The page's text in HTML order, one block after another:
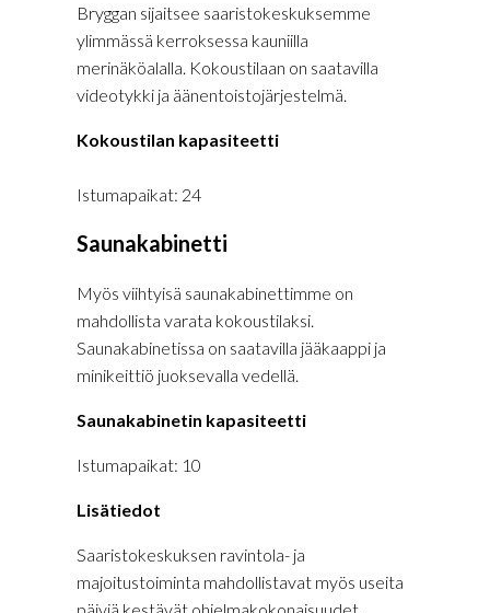
Bryggan sijaitsee saaristokeskuksemme
ylimmässä kerroksessa kauniilla
merinäköalalla. Kokoustilaan on saatavilla
videotykki ja äänentoistojärjestelmä.
Kokoustilan kapasiteetti
Istumapaikat: 24
Saunakabinetti
Myös viihtyisä saunakabinettimme on
mahdollista varata kokoustilaksi.
Saunakabinetissa on saatavilla jääkaappi ja
minikeittiö juoksevalla vedellä.
Saunakabinetin kapasiteetti
Istumapaikat: 10
Lisätiedot
Saaristokeskuksen ravintola- ja
majoitustoiminta mahdollistavat myös useita
päiviä kestävät ohjelmakokonaisuudet.